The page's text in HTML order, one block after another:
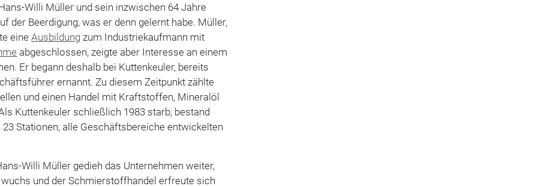
Willi Müller und sein inzwischen 64 Jahre
der Beerdigung, was er denn gelernt habe. Müller,
eineAusbildung zum Industriekaufmann mit
abgeschlossen, zeigte aber Interesse an einem
Er begann deshalb bei Kuttenkeuler, bereits
ernannt. Zu diesem Zeitpunkt zählte
und einen Handel mit Kraftstoffen, Mi­neralöl
Kuttenkeuler schließlich 1983 starb, bestand
Stationen, alle Geschäftsbereiche entwickelten
Willi Müller gedieh das Unternehmen weiter,
und der Schmierstoffhandel erfreute sich